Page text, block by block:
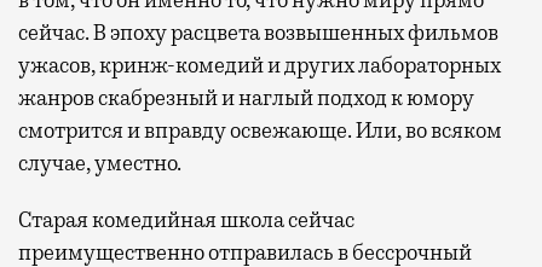
сейчас. В эпоху расцвета возвышенных фильмов
ужасов, кринж-комедий и других лабораторных
жанров скабрезный и наглый подход к юмору
смотрится и вправду освежающе. Или, во всяком
случае, уместно.
Старая комедийная школа сейчас
преимущественно отправилась в бессрочный